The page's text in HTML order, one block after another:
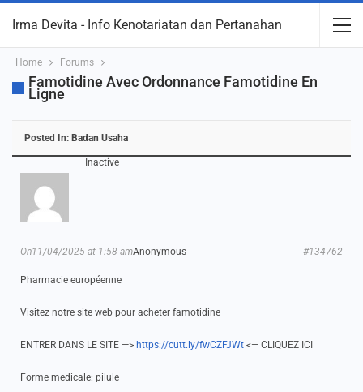
Irma Devita - Info Kenotariatan dan Pertanahan
Home Forums
Famotidine Avec Ordonnance Famotidine En
Ligne
Posted In: Badan Usaha
Inactive
Anonymous
On11/04/2025 at 1:58 am #134762
Pharmacie européenne
Visitez notre site web pour acheter famotidine
ENTRER DANS LE SITE —> https://cutt.ly/fwCZFJWt <— CLIQUEZ ICI
Forme medicale: pilule